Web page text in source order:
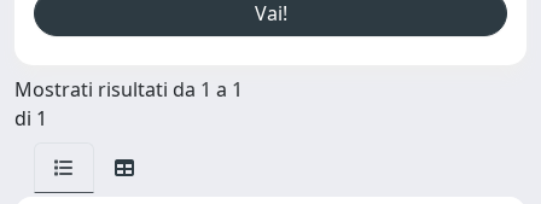
Mostrati risultati da 1 a 1
di 1